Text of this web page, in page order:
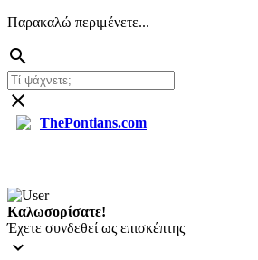
Παρακαλώ περιμένετε...
search
close
ThePontians.com
Καλωσορίσατε!
Έχετε συνδεθεί ως επισκέπτης
keyboard_arrow_down